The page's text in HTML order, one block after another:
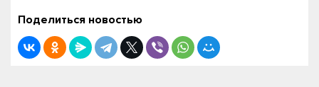
Поделиться новостью